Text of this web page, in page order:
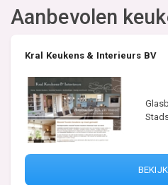
Aanbevolen
Kral Keukens & Interieurs BV
BEKIJK